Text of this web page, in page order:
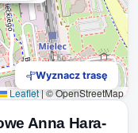
Leaflet|© OpenStreetMap
Wyznacz trasę
Anna Hara-